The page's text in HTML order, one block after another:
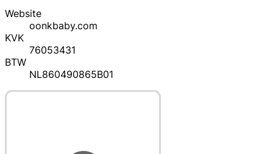
Website
oonkbaby.com
KVK
76053431
BTW
NL860490865B01